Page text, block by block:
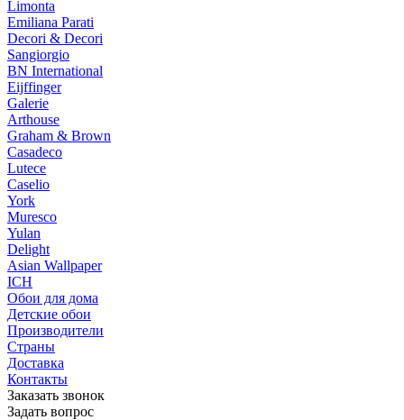
Limonta
Emiliana Parati
Decori & Decori
Sangiorgio
BN International
Eijffinger
Galerie
Arthouse
Graham & Brown
Casadeco
Lutece
Caselio
York
Muresco
Yulan
Delight
Asian Wallpaper
ICH
Обои для дома
Детские обои
Производители
Страны
Доставка
Контакты
Заказать звонок
Задать вопрос